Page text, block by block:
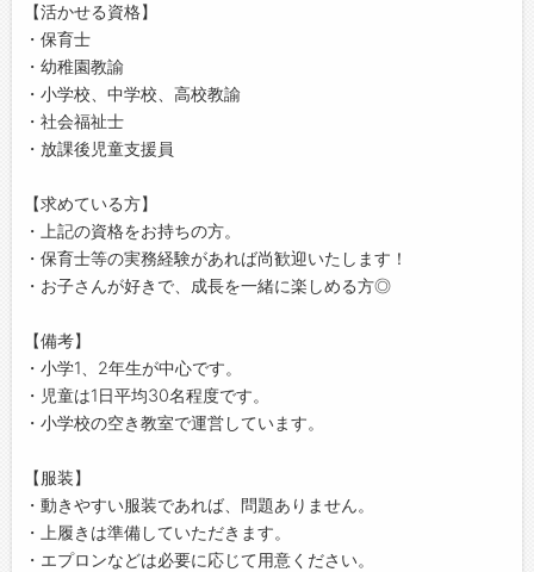
【活かせる資格】
・保育士
・幼稚園教諭
・小学校、中学校、高校教諭
・社会福祉士
・放課後児童支援員
【求めている方】
・上記の資格をお持ちの方。
・保育士等の実務経験があれば尚歓迎いたします！
・お子さんが好きで、成長を一緒に楽しめる方◎
【備考】
・小学1、2年生が中心です。
・児童は1日平均30名程度です。
・小学校の空き教室で運営しています。
【服装】
・動きやすい服装であれば、問題ありません。
・上履きは準備していただきます。
・エプロンなどは必要に応じて用意ください。